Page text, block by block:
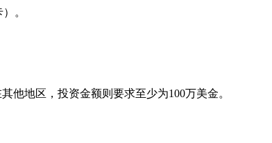
。
他地区，投资金额则要求至少为100万美金。